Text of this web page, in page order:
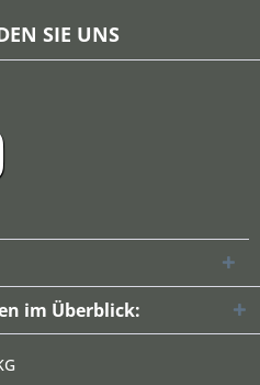
SIE UNS
im Überblick: